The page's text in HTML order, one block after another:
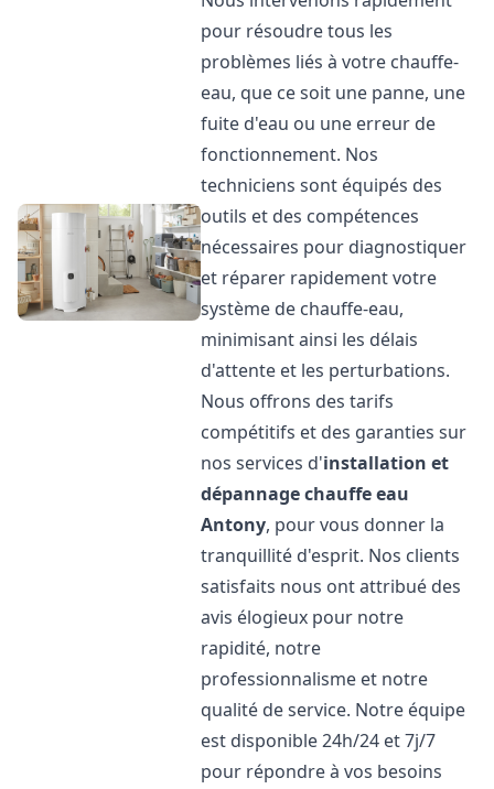
pour résoudre tous les
problèmes liés à votre chauffe-
eau, que ce soit une panne, une
fuite d'eau ou une erreur de
fonctionnement. Nos
techniciens sont équipés des
outils et des compétences
nécessaires pour diagnostiquer
et réparer rapidement votre
système de chauffe-eau,
minimisant ainsi les délais
d'attente et les perturbations.
Nous offrons des tarifs
compétitifs et des garanties sur
nos services d'installation et
dépannage chauffe eau
Antony, pour vous donner la
tranquillité d'esprit. Nos clients
satisfaits nous ont attribué des
avis élogieux pour notre
rapidité, notre
professionnalisme et notre
qualité de service. Notre équipe
est disponible 24h/24 et 7j/7
pour répondre à vos besoins